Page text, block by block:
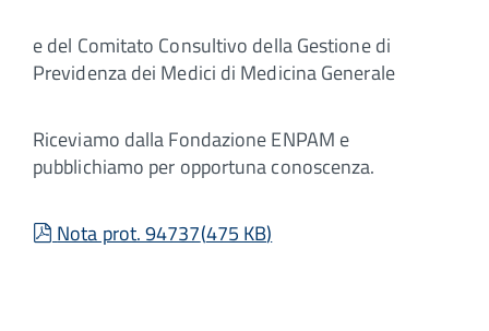
e del Comitato Consultivo della Gestione di
Previdenza dei Medici di Medicina Generale
Riceviamo dalla Fondazione ENPAM e
pubblichiamo per opportuna conoscenza.
pdf
Nota prot. 94737(475 KB)